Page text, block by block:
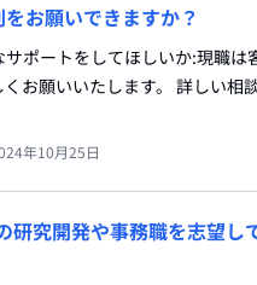
お願いできますか？
ポートをしてほしいか:現職は
お願いいたします。 詳しい相
年10月25日
究開発や事務職を志望し